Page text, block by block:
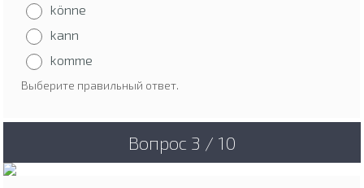
könne
kann
komme
Выберите правильный ответ.
Вопрос 3 / 10